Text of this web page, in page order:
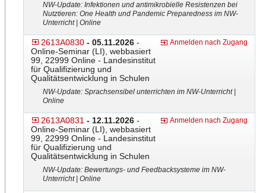
NW-Update: Infektionen und antimikrobielle Resistenzen bei
Nutztieren: One Health und Pandemic Preparedness im NW-
Unterricht | Online
2613A0830 - 05.11.2026 -
Online-Seminar (LI), webbasiert
99, 22999 Online - Landesinstitut
für Qualifizierung und
Qualitätsentwicklung in Schulen
Anmelden nach Zugang
NW-Update: Sprachsensibel unterrichten im NW-Unterricht |
Online
2613A0831 - 12.11.2026 -
Online-Seminar (LI), webbasiert
99, 22999 Online - Landesinstitut
für Qualifizierung und
Qualitätsentwicklung in Schulen
Anmelden nach Zugang
NW-Update: Bewertungs- und Feedbacksysteme im NW-
Unterricht | Online